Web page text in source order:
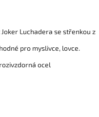
Luchadera se střenkou z
pro myslivce, lovce.
ocel